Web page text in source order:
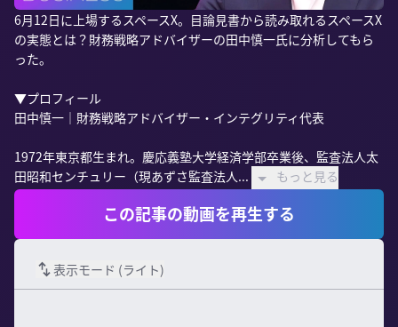
6月12日に上場するスペースX。目論見書から読み取れるスペースX
の実態とは？財務戦略アドバイザーの田中慎一氏に分析してもら
った。
▼プロフィール
田中慎一｜財務戦略アドバイザー・インテグリティ代表
1972年東京都生まれ。慶応義塾大学経済学部卒業後、監査法人太
田昭和センチュリー（現あずさ監査法人...
もっと見る
この記事の動画を再生する
表示モード (ライト)